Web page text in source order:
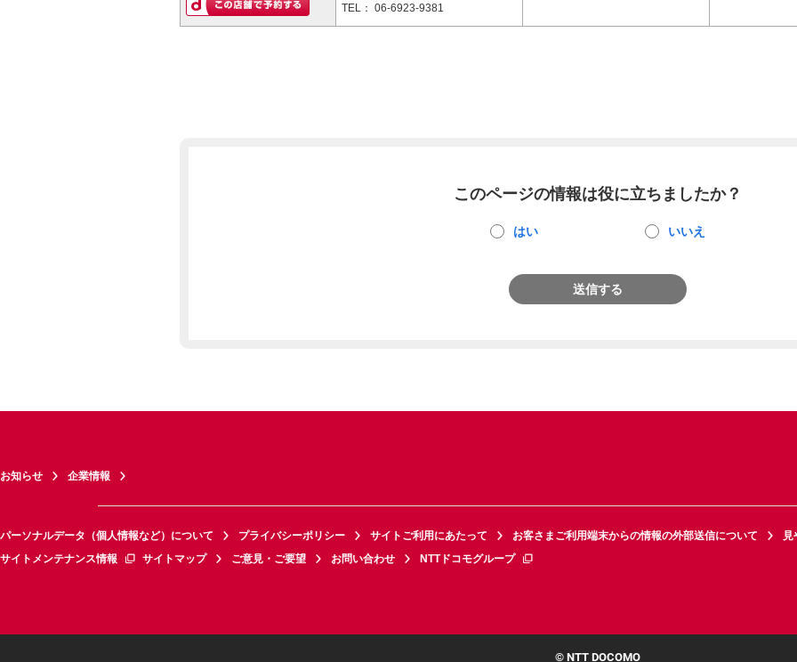
TEL： 06-6923-9381
このページの情報は役に立ちましたか？
はい いいえ
送信する
お知らせ 企業情報
パーソナルデータ（個人情報など）について プライバシーポリシー サイトご利用にあたって お客さまご利用端末からの情報の外部送信について
見
サイトメンテナンス情報
サイトマップ ご意見・ご要望 お問い合わせ NTTドコモグループ
© NTT DOCOMO